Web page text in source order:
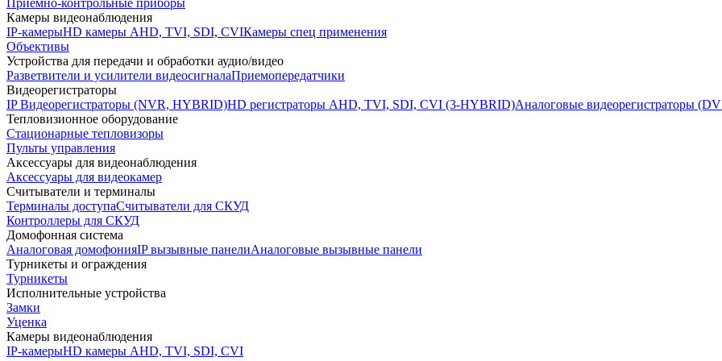
Приемно-контрольные приборы
Камеры видеонаблюдения
IP-камерыHD камеры AHD, TVI, SDI, CVIКамеры спец применения
Объективы
Устройства для передачи и обработки аудио/видео
Разветвители и усилители видеосигналаПриемопередатчики
Видеорегистраторы
IP Видеорегистраторы (NVR, HYBRID)HD регистраторы AHD, TVI, SDI, CVI (3-HYBRID)Аналоговые видеорегистраторы
Тепловизионное оборудование
Стационарные тепловизоры
Пульты управления
Аксессуары для видеонаблюдения
Аксессуары для видеокамер
Считыватели и терминалы
Терминалы доступаСчитыватели для СКУД
Контроллеры для СКУД
Домофонная система
Аналоговая домофонияIP вызывные панелиАналоговые вызывные панели
Турникеты и ограждения
Турникеты
Исполнительные устройства
Замки
Уценка
Камеры видеонаблюдения
IP-камерыHD камеры AHD, TVI, SDI, CVI